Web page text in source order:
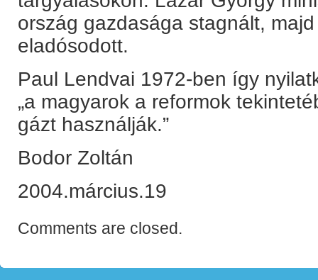
ország gazdasága stagnált,
eladósodott.
Paul Lendvai 1972-ben így
„a magyarok a reformok
gázt használják.”
Bodor Zoltán
2004.március.19
Comments are closed.